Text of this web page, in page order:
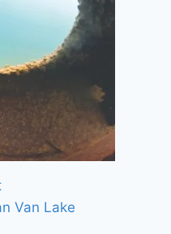
Van Lake